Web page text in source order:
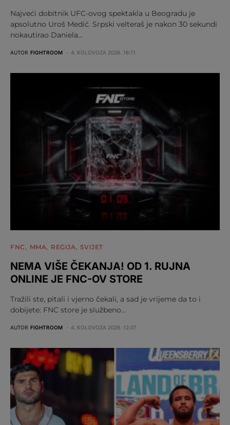
Najveći dobitnik UFC-ovog spektakla u Beogradu je
apsolutno Uroš Medić. Srpski velteraš je nakon 30 sekundi
nokautirao Daniela…
AUTOR FIGHTROOM 4. KOLOVOZA 2026. 16:11
FNC MMA REGIJA SVIJET
NEMA VIŠE ČEKANJA! OD 1. RUJNA
ONLINE JE FNC-OV STORE
Tražili ste, pitali i vjerno čekali, a sad je vrijeme da to i
dobijete: FNC store je službeno…
AUTOR FIGHTROOM 4. KOLOVOZA 2026. 12:07